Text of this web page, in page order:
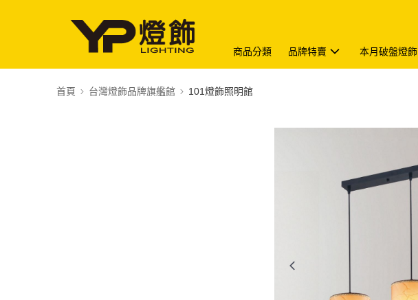
商品分類 品牌特賣 本月破盤燈飾
首頁 台灣燈飾品牌旗艦館 101燈飾照明館